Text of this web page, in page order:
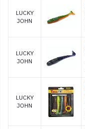
LUCKY
JOHN
LUCKY
JOHN
LUCKY
JOHN